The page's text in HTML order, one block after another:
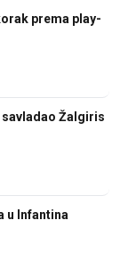
prema play-
Žalgiris
u Infantina